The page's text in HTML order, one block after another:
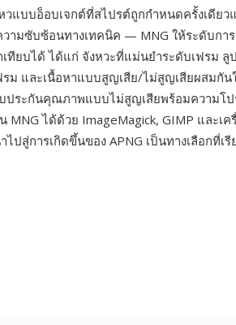
แบบอ็อบเจกต์ที่สไปรต์ถูกกำหนดครั้งเดียว
ามซับซ้อนทางเทคนิค — MNG ให้ระดับกา
เทียบได้ ได้แก่ จังหวะที่แม่นยำระดับเฟรม
รม และเนื้อหาแบบสูญเสีย/ไม่สูญเสียผสมกัน
ประกันคุณภาพแบบไม่สูญเสียพร้อมความโป
ได้ด้วย ImageMagick, GIMP และเค
ปสู่การเกิดขึ้นของ APNG เป็นทางเลือกที่เรี